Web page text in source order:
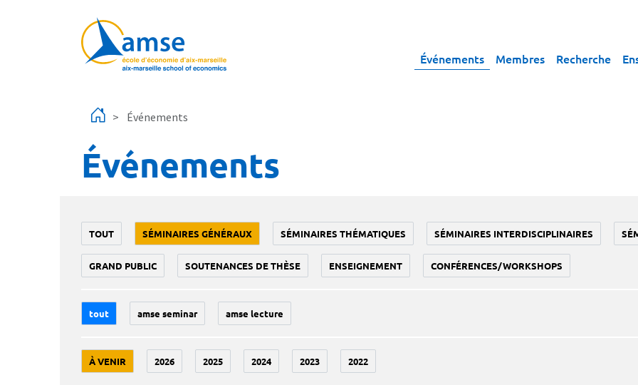
Événements Membres Recherche
Événements
Événements
TOUT SÉMINAIRES GÉNÉRAUX SÉMINAIRES THÉMATIQUES SÉMINAIRES INTERDISCIPLINAIRES
GRAND PUBLIC SOUTENANCES DE THÈSE ENSEIGNEMENT CONFÉRENCES/WORKSHOPS
tout amse seminar amse lecture
À VENIR 2026 2025 2024 2023 2022